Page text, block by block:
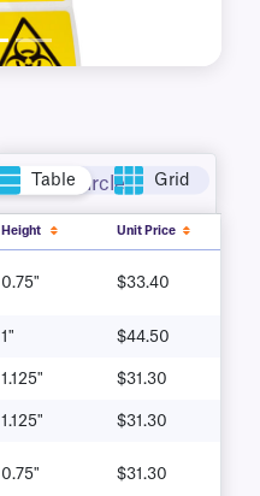
Circle
Table Grid
Height Unit Price
0.75" $33.40
1" $44.50
1.125" $31.30
1.125" $31.30
0.75" $31.30